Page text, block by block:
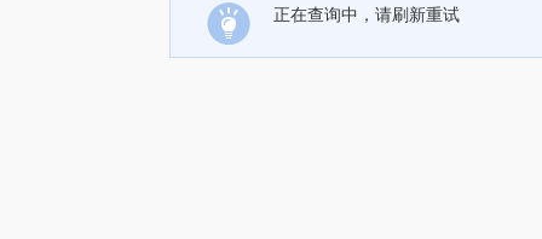
正在查询中，请刷新重试